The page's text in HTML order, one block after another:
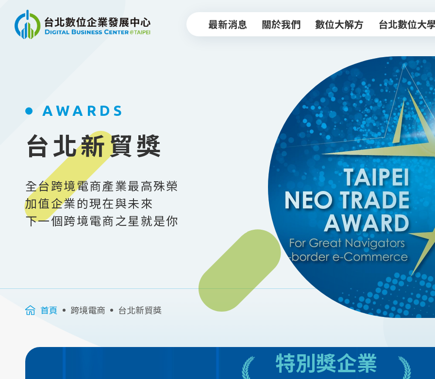
跳到主要內容
最新消息
關於我們
數位大解方
數位轉型諮商室
專業顧問團
數位補給站
台北數位大
主題課程
數位創新工
AWARDS
台北新貿獎
全台跨境電商產業最高殊榮
加值企業的現在與未來
下一個跨境電商之星就是你
首頁 跨境電商 台北新貿獎
特別獎企業